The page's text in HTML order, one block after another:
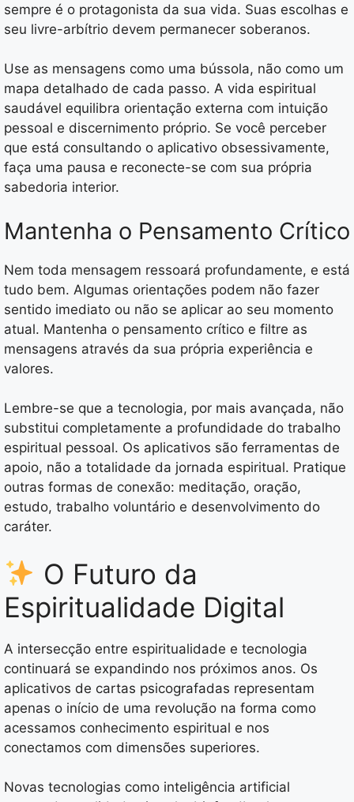
sempre é o protagonista da sua vida. Suas escolhas e
seu livre-arbítrio devem permanecer soberanos.
Use as mensagens como uma bússola, não como um
mapa detalhado de cada passo. A vida espiritual
saudável equilibra orientação externa com intuição
pessoal e discernimento próprio. Se você perceber
que está consultando o aplicativo obsessivamente,
faça uma pausa e reconecte-se com sua própria
sabedoria interior.
Mantenha o Pensamento Crítico
Nem toda mensagem ressoará profundamente, e está
tudo bem. Algumas orientações podem não fazer
sentido imediato ou não se aplicar ao seu momento
atual. Mantenha o pensamento crítico e filtre as
mensagens através da sua própria experiência e
valores.
Lembre-se que a tecnologia, por mais avançada, não
substitui completamente a profundidade do trabalho
espiritual pessoal. Os aplicativos são ferramentas de
apoio, não a totalidade da jornada espiritual. Pratique
outras formas de conexão: meditação, oração,
estudo, trabalho voluntário e desenvolvimento do
caráter.
O Futuro da
Espiritualidade Digital
A intersecção entre espiritualidade e tecnologia
continuará se expandindo nos próximos anos. Os
aplicativos de cartas psicografadas representam
apenas o início de uma revolução na forma como
acessamos conhecimento espiritual e nos
conectamos com dimensões superiores.
Novas tecnologias como inteligência artificial